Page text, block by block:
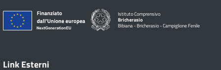
Istituto Comprensivo
Bricherasio
Bibiana - Bricherasio - Campiglione Fenile
Link Esterni